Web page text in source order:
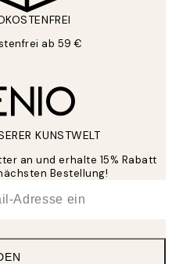
ab 59 €
KUNSTWELT
an und erhalte 15% Rabatt
Bestellung!